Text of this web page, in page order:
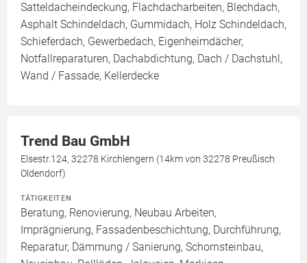
Satteldacheindeckung, Flachdacharbeiten, Blechdach,
Asphalt Schindeldach, Gummidach, Holz Schindeldach,
Schieferdach, Gewerbedach, Eigenheimdächer,
Notfallreparaturen, Dachabdichtung, Dach / Dachstuhl,
Wand / Fassade, Kellerdecke
Trend Bau GmbH
Elsestr.124, 32278 Kirchlengern (14km von 32278 Preußisch
Oldendorf)
TÄTIGKEITEN
Beratung, Renovierung, Neubau Arbeiten,
Imprägnierung, Fassadenbeschichtung, Durchführung,
Reparatur, Dämmung / Sanierung, Schornsteinbau,